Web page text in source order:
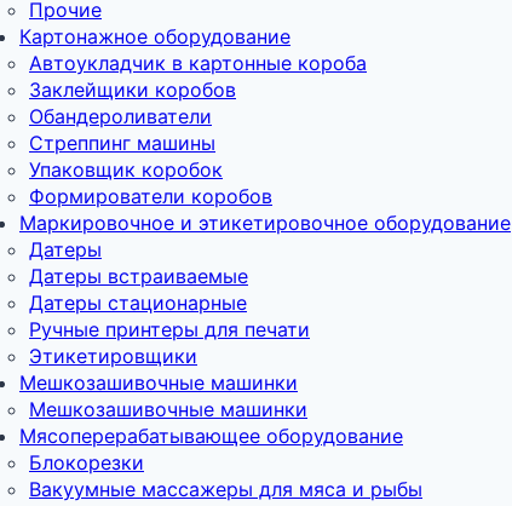
Прочие
Картонажное оборудование
Автоукладчик в картонные короба
Заклейщики коробов
Обандероливатели
Стреппинг машины
Упаковщик коробок
Формирователи коробов
Маркировочное и этикетировочное оборудование
Датеры
Датеры встраиваемые
Датеры стационарные
Ручные принтеры для печати
Этикетировщики
Мешкозашивочные машинки
Мешкозашивочные машинки
Мясоперерабатывающее оборудование
Блокорезки
Вакуумные массажеры для мяса и рыбы